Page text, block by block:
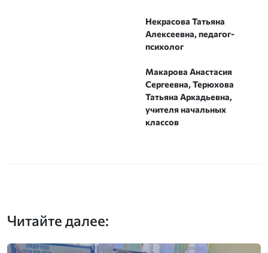
Некрасова Татьяна
Алексеевна, педагог-
психолог
Макарова Анастасия
Сергеевна, Терюхова
Татьяна Аркадьевна,
учителя начальных
классов
Читайте далее: